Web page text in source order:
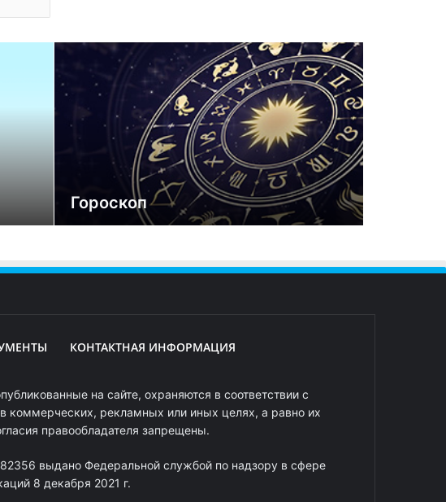
Гороскоп
КОНТАКТНАЯ ИНФОРМАЦИЯ
на сайте, охраняются в соответствии с
коммерческих, рекламных или иных целях, а равно их
правообладателя запрещены.
выдано Федеральной службой по надзору в сфере
8 декабря 2021 г.